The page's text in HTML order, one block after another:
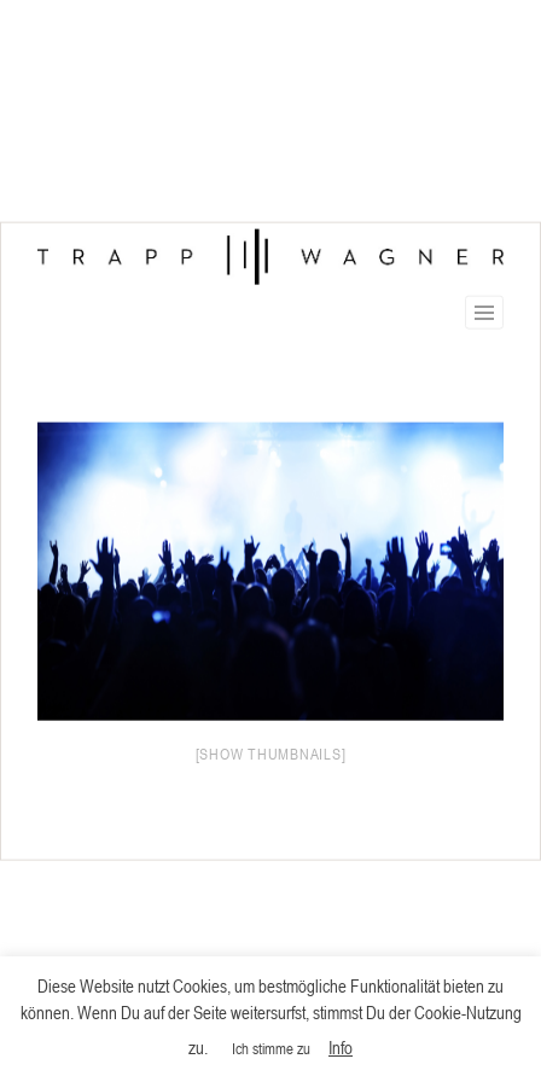
[SHOW THUMBNAILS]
Diese Website nutzt Cookies, um bestmögliche Funktionalität bieten zu
können. Wenn Du auf der Seite weitersurfst, stimmst Du der Cookie-Nutzung
zu.
Ich stimme zu Info